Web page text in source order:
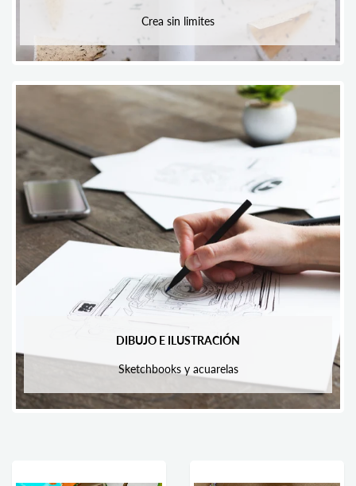
Crea sin limites
DIBUJO E ILUSTRACIÓN
Sketchbooks y acuarelas